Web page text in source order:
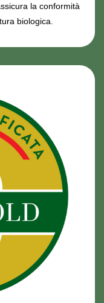
la conformità
biologica.